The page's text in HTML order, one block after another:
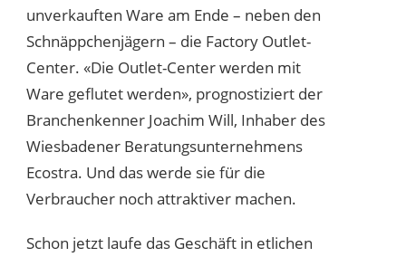
unverkauften Ware am Ende – neben den
Schnäppchenjägern – die Factory Outlet-
Center. «Die Outlet-Center werden mit
Ware geflutet werden», prognostiziert der
Branchenkenner Joachim Will, Inhaber des
Wiesbadener Beratungsunternehmens
Ecostra. Und das werde sie für die
Verbraucher noch attraktiver machen.
Schon jetzt laufe das Geschäft in etlichen